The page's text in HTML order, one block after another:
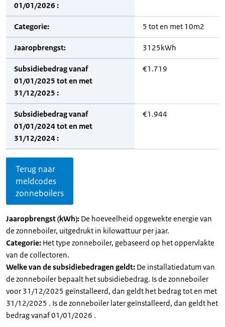
01/01/2026 :
Categorie: 5 tot en met 10m2
Jaaropbrengst: 3125kWh
Subsidiebedrag vanaf
01/01/2025 tot en met
31/12/2025 :
€1.719
Subsidiebedrag vanaf
01/01/2024 tot en met
31/12/2024 :
€1.944
Terug naar
meldcodes
zonneboilers
Jaaropbrengst (kWh): De hoeveelheid opgewekte energie van
de zonneboiler, uitgedrukt in kilowattuur per jaar.
Categorie: Het type zonneboiler, gebaseerd op het oppervlakte
van de collectoren.
Welke van de subsidiebedragen geldt: De installatiedatum van
de zonneboiler bepaalt het subsidiebedrag. Is de zonneboiler
voor 31/12/2025 geïnstalleerd, dan geldt het bedrag tot en met
31/12/2025 . Is de zonneboiler later geïnstalleerd, dan geldt het
bedrag vanaf 01/01/2026 .